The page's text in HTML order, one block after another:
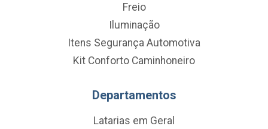
Freio
Iluminação
Itens Segurança Automotiva
Kit Conforto Caminhoneiro
Departamentos
Latarias em Geral